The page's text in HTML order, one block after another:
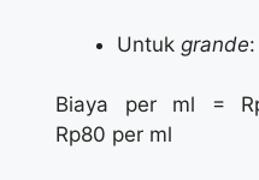
Untuk grande:
Biaya per ml =
Rp80 per ml